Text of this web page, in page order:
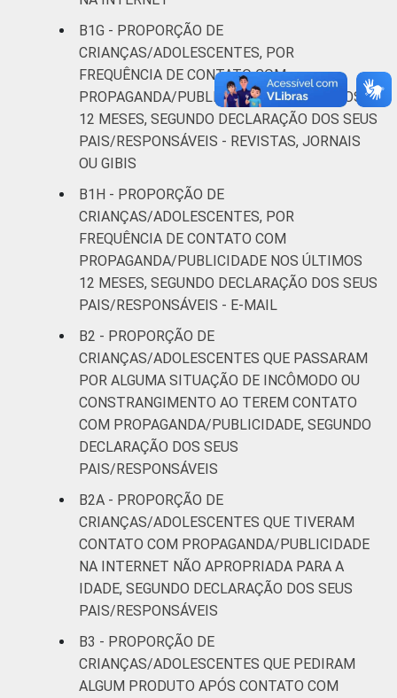
B1G - PROPORÇÃO DE
CRIANÇAS/ADOLESCENTES, POR
FREQUÊNCIA DE CONTATO COM
PROPAGANDA/PUBLICIDADE NOS ÚLTIMOS
12 MESES, SEGUNDO DECLARAÇÃO DOS SEUS
PAIS/RESPONSÁVEIS - REVISTAS, JORNAIS
OU GIBIS
B1H - PROPORÇÃO DE
CRIANÇAS/ADOLESCENTES, POR
FREQUÊNCIA DE CONTATO COM
PROPAGANDA/PUBLICIDADE NOS ÚLTIMOS
12 MESES, SEGUNDO DECLARAÇÃO DOS SEUS
PAIS/RESPONSÁVEIS - E-MAIL
B2 - PROPORÇÃO DE
CRIANÇAS/ADOLESCENTES QUE PASSARAM
POR ALGUMA SITUAÇÃO DE INCÔMODO OU
CONSTRANGIMENTO AO TEREM CONTATO
COM PROPAGANDA/PUBLICIDADE, SEGUNDO
DECLARAÇÃO DOS SEUS
PAIS/RESPONSÁVEIS
B2A - PROPORÇÃO DE
CRIANÇAS/ADOLESCENTES QUE TIVERAM
CONTATO COM PROPAGANDA/PUBLICIDADE
NA INTERNET NÃO APROPRIADA PARA A
IDADE, SEGUNDO DECLARAÇÃO DOS SEUS
PAIS/RESPONSÁVEIS
B3 - PROPORÇÃO DE
CRIANÇAS/ADOLESCENTES QUE PEDIRAM
ALGUM PRODUTO APÓS CONTATO COM